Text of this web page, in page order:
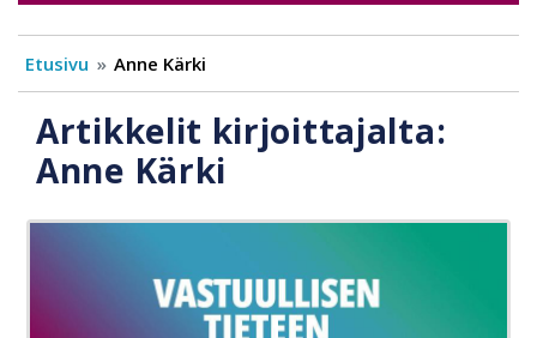
Etusivu Anne Kärki
Artikkelit kirjoittajalta:
Anne Kärki